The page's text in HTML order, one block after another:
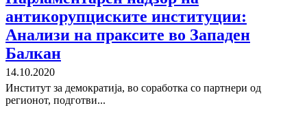
антикорупциските институции:
Анализи на праксите во Западен
Балкан
14.10.2020
Институт за демократија, во соработка со партнери од
регионот, подготви...